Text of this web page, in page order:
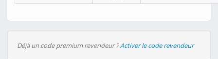
Déjà un code premium revendeur ?Activer le code revendeur